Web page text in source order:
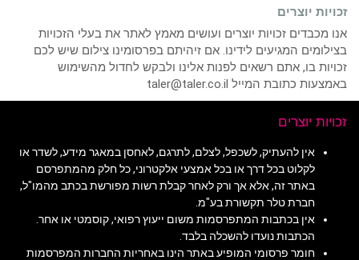
זכויות יוצרים
אנו מכבדים זכויות יוצרים ועושים מאמץ לאתר את בעלי הזכויות
בצילומים המגיעים לידינו. אם זיהיתם בפרסומינו צילום שיש לכם
זכויות בו, אתם רשאים לפנות אלינו ולבקש לחדול מהשימוש
באמצעות כתובת המייל taler@taler.co.il
זכויות יוצרים
אין להעתיק, לשכפל, לצלם, לתרגם, לאחסן במאגר מידע, לשדר או
לקלוט בכל דרך או בכל אמצעי אלקטרוני, כל חלק מהמתפרסם
באתר זה, אלא אך ורק לאחר קבלת רשות מפורשת בכתב מהמו"ל,
חברת טלר תקשורת בע"מ.
אין בכתבות המתפרסמות משום ייעוץ רפואי, קוסמטי או אחר.
הכתבות נועדו להשכלה בלבד.
חומר פרסומי המופיע באתר הינו באחריות החברות המפרסמות